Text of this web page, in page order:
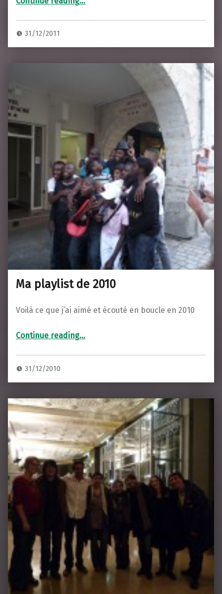
31/12/2011
Ma playlist de 2010
Voilà ce que j’ai aimé et écouté en boucle en 2010
Continue reading
“Ma playlist de 2010”
…
31/12/2010